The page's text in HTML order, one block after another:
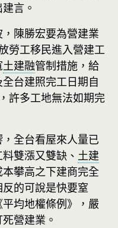
言。
陳勝宏要為營建業
勞工移民進入營建工
土建融管制措施，給
台建照完工日期自
許多工地無法如期完
全台看屋來人量已
雙漲又雙缺、 土建
攀高之下建商完全
的可說是快要窒
均地權條例》，嚴
營建業。